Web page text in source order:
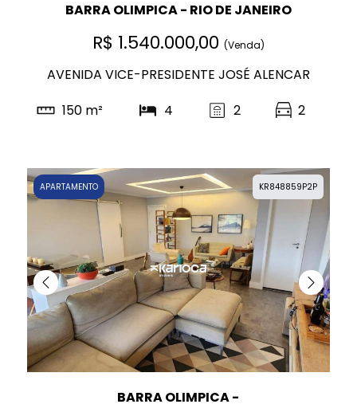
BARRA OLIMPICA - RIO DE JANEIRO
R$ 1.540.000,00 (Venda)
AVENIDA VICE-PRESIDENTE JOSÉ ALENCAR
150 m²
4 2 2
KR848859P2P
APARTAMENTO
BARRA OLIMPICA -